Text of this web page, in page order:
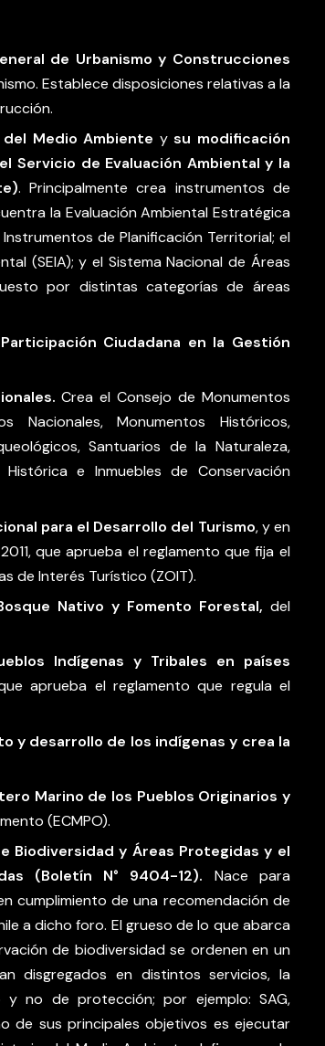
de Urbanismo y Construcciones
Establece disposiciones relativas a la
del Medio Ambiente ysu modificación
Servicio de Evaluación Ambiental y la
. Principalmente crea instrumentos de
la Evaluación Ambiental Estratégica
de Planificación Territorial; el
(SEIA); y el Sistema Nacional de Áreas
por distintas categorías de áreas
Ciudadana en la Gestión
Crea el Consejo de Monumentos
Nacionales, Monumentos Históricos,
Santuarios de la Naturaleza,
e Inmuebles de Conservación
para el Desarrollo del Turismo, y en
que aprueba el reglamento que fija el
de Interés Turístico (ZOIT).
Nativo y Fomento Forestal, del
Indígenas y Tribales en países
aprueba el reglamento que regula el
y desarrollo de los indígenas y crea la
Marino de los Pueblos Originarios y
(ECMPO).
Biodiversidad y Áreas Protegidas y el
(Boletín N° 9404-12). Nace para
cumplimiento de una recomendación de
a dicho foro. El grueso de lo que abarca
de biodiversidad se ordenen en un
disgregados en distintos servicios, la
no de protección; por ejemplo: SAG,
de sus principales objetivos es ejecutar